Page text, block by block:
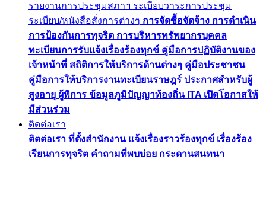
รายงานการประชุมสภาฯ ระเบียบวาระการประชุม
ระเบียบ/หนังสือสั่งการต่างๆ การจัดซื้อจัดจ้าง การดำเนิน
การป้องกันการทุจริต การบริหารทรัพยากรบุคคล
ทะเบียนการรับแจ้งเรื่องร้องทุกข์ คู่มือการปฏิบัติงานของ
เจ้าหน้าที่ สถิติการให้บริการด้านต่างๆ คู่มือประชาชน
คู่มือการให้บริการงานทะเบียนราษฎร์ ประกาศสำหรับผู้
สูงอายุ ผู้พิการ ข้อมูลภูมิปัญญาท้องถิ่น ITA เปิดโอกาสให้
มีส่วนร่วม
ติดต่อเรา
ติตต่อเรา ที่ตั้งสำนักงาน แจ้งเรื่องราวร้องทุกข์ เรื่องร้อง
เรียนการทุจริต คำถามที่พบบ่อย กระดานสนทนา